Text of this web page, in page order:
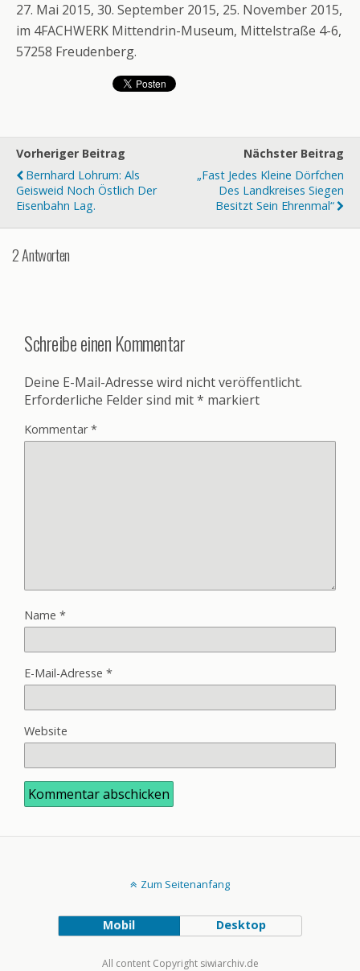
27. Mai 2015, 30. September 2015, 25. November 2015,
im 4FACHWERK Mittendrin-Museum, Mittelstraße 4-6,
57258 Freudenberg.
Vorheriger Beitrag
Bernhard Lohrum: Als
Geisweid Noch Östlich Der
Eisenbahn Lag.
Nächster Beitrag
„Fast Jedes Kleine Dörfchen
Des Landkreises Siegen
Besitzt Sein Ehrenmal“
2 Antworten
Schreibe einen Kommentar
Deine E-Mail-Adresse wird nicht veröffentlicht.
Erforderliche Felder sind mit* markiert
Kommentar*
Name *
E-Mail-Adresse *
Website
Zum Seitenanfang
Mobil Desktop
All content Copyright siwiarchiv.de